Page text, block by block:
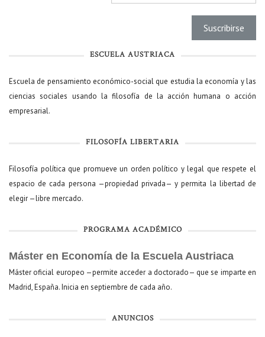
ESCUELA AUSTRIACA
Escuela de pensamiento económico-social que estudia la economía y las
ciencias sociales usando la filosofía de la acción humana o acción
empresarial.
FILOSOFÍA LIBERTARIA
Filosofía política que promueve un orden político y legal que respete el
espacio de cada persona —propiedad privada— y permita la libertad de
elegir —libre mercado.
PROGRAMA ACADÉMICO
Máster en Economía de la Escuela Austriaca
Máster oficial europeo —permite acceder a doctorado— que se imparte en
Madrid, España. Inicia en septiembre de cada año.
ANUNCIOS